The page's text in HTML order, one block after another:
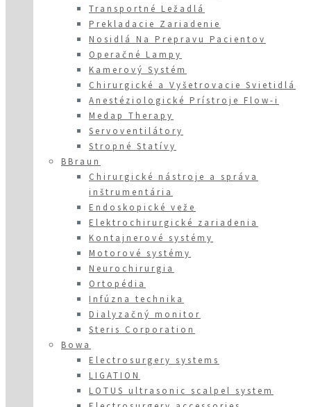
Transportné Ležadlá
Prekladacie Zariadenie
Nosidlá Na Prepravu Pacientov
Operačné Lampy
Kamerový Systém
Chirurgické a Vyšetrovacie Svietidlá
Anestéziologické Prístroje Flow-i
Medap Therapy
Servoventilátory
Stropné Statívy
BBraun
Chirurgické nástroje a správa
inštrumentária
Endoskopické veže
Elektrochirurgické zariadenia
Kontajnerové systémy
Motorové systémy
Neurochirurgia
Ortopédia
Infúzna technika
Dialyzačný monitor
Steris Corporation
Bowa
Electrosurgery systems
LIGATION
LOTUS ultrasonic scalpel system